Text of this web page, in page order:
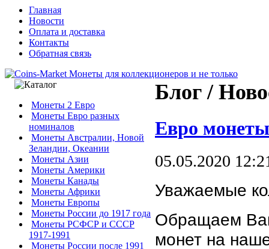
Главная
Новости
Оплата и доставка
Контакты
Обратная связь
Монеты 2 Евро
Монеты Евро разных
номиналов
Монеты Австралии, Новой
Зеландии, Океании
Монеты Азии
Монеты Америки
Монеты Канады
Монеты Африки
Монеты Европы
Монеты России до 1917 года
Монеты РСФСР и СССР
1917-1991
Монеты России после 1991
Блог /
Евро
05.05.2020
Уважаемые
Обращаем
монет на